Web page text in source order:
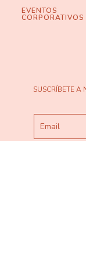
EVENTOS
CORPORATIVOS
SUSCRÍBETE A